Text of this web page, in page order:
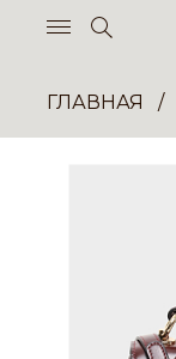
ГЛАВНАЯ